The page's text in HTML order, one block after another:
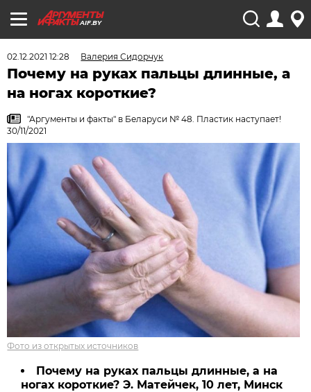
AIF.BY
02.12.2021 12:28 Валерия Сидорчук
Почему на руках пальцы длинные, а
на ногах короткие?
"Аргументы и факты" в Беларуси № 48. Пластик наступает!
30/11/2021
Фото из открытых источников
Почему на руках пальцы длинные, а на
ногах короткие? Э. Матейчек, 10 лет, Минск